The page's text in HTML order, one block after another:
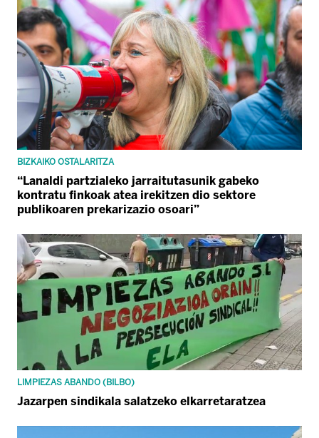
BIZKAIKO OSTALARITZA
“Lanaldi partzialeko jarraitutasunik gabeko
kontratu finkoak atea irekitzen dio sektore
publikoaren prekarizazio osoari”
LIMPIEZAS ABANDO (BILBO)
Jazarpen sindikala salatzeko elkarretaratzea